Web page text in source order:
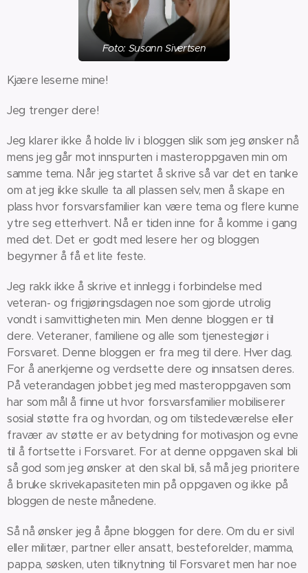
Foto: Susann Sivertsen
Kjære leserne mine!
Jeg trenger dere!
Jeg klarer ikke å holde liv i bloggen slik som jeg ønsker nå
mens jeg går mot innspurten i masteroppgaven min om
samme tema. Når jeg startet å skrive så var det en tanke
om at jeg ikke skulle ta all plassen selv, men å skape en
plass hvor forsvarsfamilier kan være tema og flere kunne
ytre seg etterhvert. Nå er tiden inne for å komme i gang
med det. Det er godt med lesere her og bloggen
begynner å få et lite feste.
Jeg rakk ikke å skrive et innlegg i forbindelse med
veteran- og frigjøringsdagen noe som gjorde utrolig
vondt i samvittigheten min. Men denne bloggen er til
dere. Veteraner, familiene og alle som tjenestegjør i
Forsvaret. Denne bloggen er fra meg til dere. Hver dag.
For å anerkjenne og verdsette dere og innsatsen deres.
På veterandagen jobbet jeg med masteroppgaven som
har som mål å finne ut hvor forsvarsfamilier mobiliserer
sosial støtte fra og hvordan, og om tilstedeværelse eller
fravær av støtte er av betydning for motivasjon og evne
til å fortsette i Forsvaret. For at denne oppgaven skal bli
så god som jeg ønsker at den skal bli, så må jeg prioritere
å bruke skrivekapasiteten min på oppgaven og ikke på
bloggen de neste månedene.
Så nå ønsker jeg å åpne bloggen for dere. Om du er sivil
eller militær, partner eller ansatt, besteforelder, mamma,
pappa, søsken, uten tilknytning til Forsvaret men har noe